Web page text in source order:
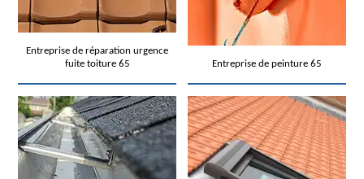
Entreprise de réparation urgence
fuite toiture 65
Entreprise de peinture 65